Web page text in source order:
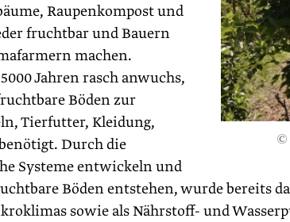
©
­Raupenkompost und
fruchtbar und Bauern
machen.
Jahren rasch anwuchs,
Böden zur
Tierfutter, Kleidung,
Durch die
Systeme entwickeln und
Böden entstehen, wurde bereits
sowie als Nährstoff- und